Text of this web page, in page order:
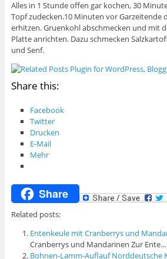
Alles in 1 Stunde offen gar kochen, 30
Topf zudecken.10 Minuten vor Garzeitende
erhitzen. Gruenkohl abschmecken und mit
Platte anrichten. Dazu schmecken
und Senf.
Share this:
Facebook
Twitter
Drucken
E-Mail
Mehr
Share
Related posts:
Entenkeule mit Cranberrys und
Cranberrys und Mandarinen Zur Ente...
Bohnen-Lamm-Auflauf Norddeutsche